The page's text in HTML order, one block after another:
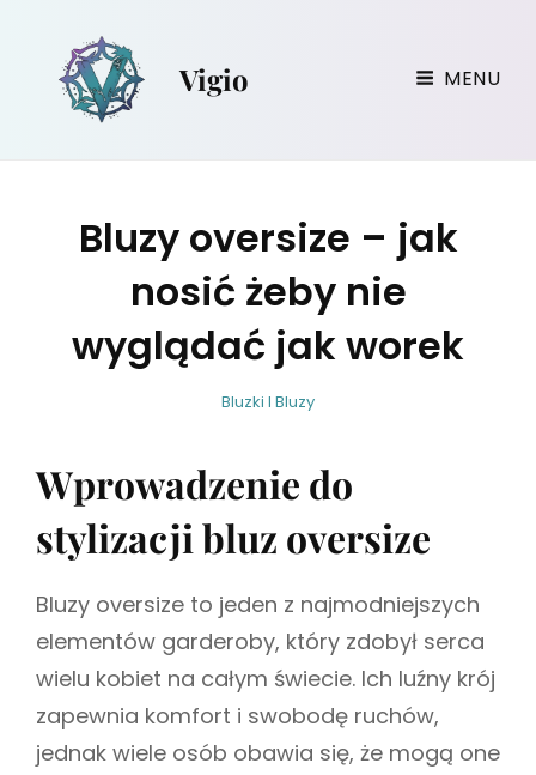
Vigio MENU
Bluzy oversize – jak
nosić żeby nie
wyglądać jak worek
C
E
G
O
R
E
Bluzki I BluzyBw
g
i
i
s
Wprowadzenie do
stylizacji bluz oversize
Bluzy oversize to jeden z najmodniejszych
elementów garderoby, który zdobył serca
wielu kobiet na całym świecie. Ich luźny krój
zapewnia komfort i swobodę ruchów,
jednak wiele osób obawia się, że mogą one